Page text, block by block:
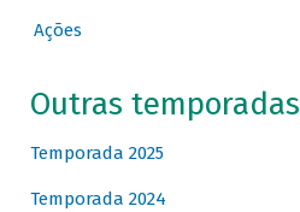
Ações
Outras temporadas
Temporada 2025
Temporada 2024